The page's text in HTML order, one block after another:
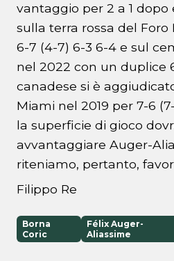
vantaggio per 2 a 1 dopo
sulla terra rossa del Foro
6-7 (4-7) 6-3 6-4 e sul
nel 2022 con un duplice
canadese si è
Miami nel 2019 per 7-6
la superficie di gioco
avvantaggiare Auger-
riteniamo, pertanto,
Filippo Re
Borna
Coric
Félix Auger-
Aliassime